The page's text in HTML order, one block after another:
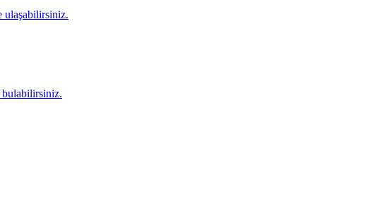
ulaşabilirsiniz.
bulabilirsiniz.